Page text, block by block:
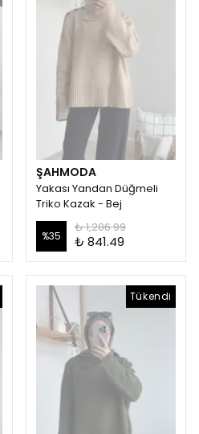
ŞAHMODA
Yakası Yandan Düğmeli
Triko Kazak - Bej
%35
₺ 1,286.99
₺ 841.49
Tükendi